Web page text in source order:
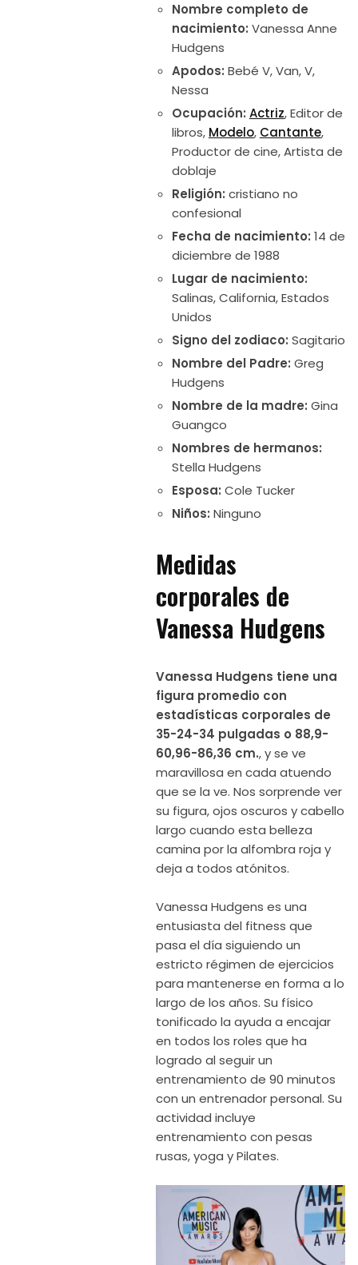
Nombre completo de
nacimiento: Vanessa Anne
Hudgens
Apodos: Bebé V, Van, V,
Nessa
Ocupación: Actriz, Editor de
libros, Modelo, Cantante,
Productor de cine, Artista de
doblaje
Religión: cristiano no
confesional
Fecha de nacimiento: 14 de
diciembre de 1988
Lugar de nacimiento:
Salinas, California, Estados
Unidos
Signo del zodiaco: Sagitario
Nombre del Padre: Greg
Hudgens
Nombre de la madre: Gina
Guangco
Nombres de hermanos:
Stella Hudgens
Esposa: Cole Tucker
Niños: Ninguno
Medidas
corporales de
Vanessa Hudgens
Vanessa Hudgens tiene una
figura promedio con
estadísticas corporales de
35-24-34 pulgadas o 88,9-
60,96-86,36 cm., y se ve
maravillosa en cada atuendo
que se la ve. Nos sorprende ver
su figura, ojos oscuros y cabello
largo cuando esta belleza
camina por la alfombra roja y
deja a todos atónitos.
Vanessa Hudgens es una
entusiasta del fitness que
pasa el día siguiendo un
estricto régimen de ejercicios
para mantenerse en forma a lo
largo de los años. Su físico
tonificado la ayuda a encajar
en todos los roles que ha
logrado al seguir un
entrenamiento de 90 minutos
con un entrenador personal. Su
actividad incluye
entrenamiento con pesas
rusas, yoga y Pilates.